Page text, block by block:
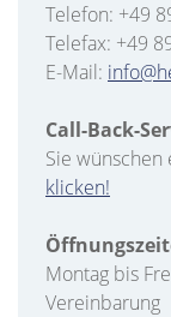
Telefon: +49
Telefax: +49
E-Mail:
Call-Back-
Sie wünschen
klicken!
Montag bis
Vereinbarung